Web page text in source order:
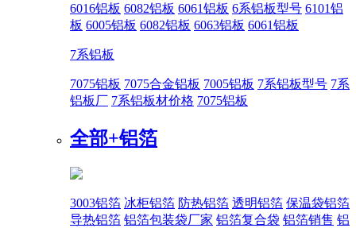
6016铝板 6082铝板 6061铝板 6系铝板型号 6101铝
板 6005铝板 6082铝板 6063铝板 6061铝板
7系铝板
7075铝板 7075合金铝板 7005铝板 7系铝板型号 7系
铝板厂 7系铝板材价格 7075铝板
全部+铝箔
3003铝箔 冰柜铝箔 防热铝箔 透明铝箔 保温袋铝箔
导热铝箔 铝箔包装袋厂家 铝箔复合袋 铝箔销售 铝